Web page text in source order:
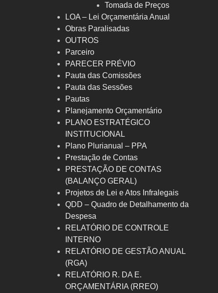
Tomada de Preços
LOA – Lei Orçamentária Anual
Obras Paralisadas
OUTROS
Parceiro
PARECER PRÉVIO
Pauta das Comissões
Pauta das Sessões
Pautas
Planejamento Orçamentário
PLANO ESTRATÉGICO
INSTITUCIONAL
Plano Plurianual – PPA
Prestação de Contas
PRESTAÇÃO DE CONTAS
(BALANÇO GERAL)
Projetos de Lei e Atos Infralegais
QDD – Quadro de Detalhamento da
Despesa
RELATÓRIO DE CONTROLE
INTERNO
RELATÓRIO DE GESTÃO ANUAL
(RGA)
RELATÓRIO R. DA E.
ORÇAMENTÁRIA (RREO)